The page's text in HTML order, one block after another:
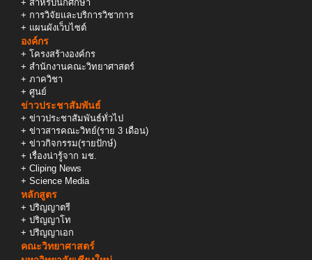
+ สำหรับนักศึกษา
+ การวิจัยและบริการวิชาการ
+ แผนผังเว็บไซต์
องค์กร
+ โครงสร้างองค์กร
+ สำนักงานคณะวิทยาศาสตร์
+ ภาควิชา
+ ศูนย์
ข่าวประชาสัมพันธ์
+ ข่าวประชาสัมพันธ์ทั่วไป
+ ข่าวสารคณะวิทย์(ราย 3 เดือน)
+ ข่าวกิจกรรม(รายปักษ์)
+ เรื่องน่ารู้จาก มช.
+ Cliping News
+ Science Media
หลักสูตร
+ ปริญญาตรี
+ ปริญญาโท
+ ปริญญาเอก
คณะวิทยาศาสตร์